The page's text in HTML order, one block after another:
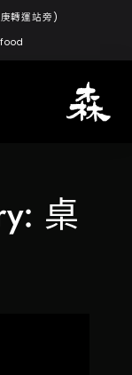
轉運站旁)
桌